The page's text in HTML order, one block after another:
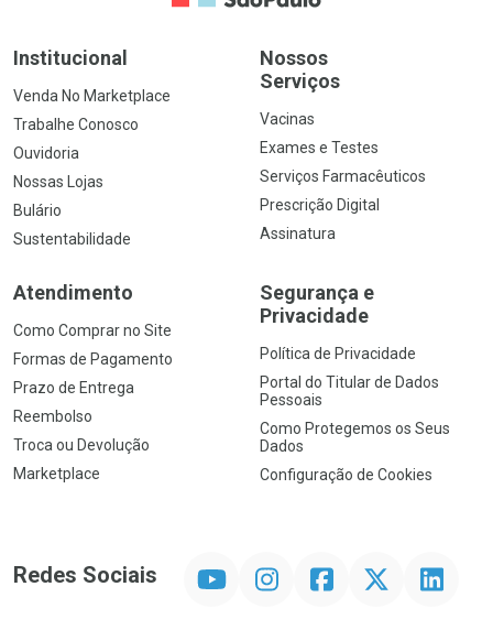
Institucional
Venda No Marketplace
Trabalhe Conosco
Ouvidoria
Nossas Lojas
Bulário
Sustentabilidade
Nossos
Serviços
Vacinas
Exames e Testes
Serviços Farmacêuticos
Prescrição Digital
Assinatura
Atendimento
Como Comprar no Site
Formas de Pagamento
Prazo de Entrega
Reembolso
Troca ou Devolução
Marketplace
Segurança e
Privacidade
Política de Privacidade
Portal do Titular de Dados
Pessoais
Como Protegemos os Seus
Dados
Configuração de Cookies
Redes Sociais InstagramFacebookTwitter Linkedin